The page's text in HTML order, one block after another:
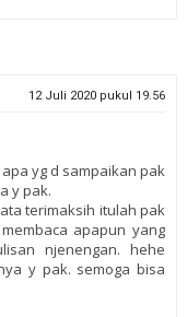
12 Juli 2020 pukul 19.56
yg d sampaikan pak
y pak.
terimaksih itulah pak
apapun yang
njenengan. hehe
y pak. semoga bisa